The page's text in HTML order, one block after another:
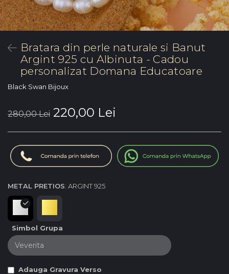
Bratara din perle naturale si Banut
Argint 925 cu Albinuta - Cadou
personalizat Domana Educatoare
Black Swan Bijoux
280,00 Lei 220,00 Lei
METAL PRETIOS: ARGINT 925
Simbol Grupa
Adauga Gravura Verso